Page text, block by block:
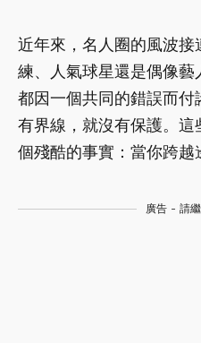
近年來，名人圈的風波
練、人氣球星還是偶像
都因一個共同的錯誤而
有界線，就沒有保護。
個殘酷的事實：當你跨越
廣告 - 請